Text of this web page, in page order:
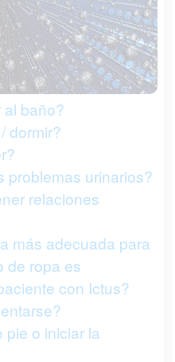
al baño?
dormir?
problemas urinarios?
relaciones
más adecuada para
de ropa es
con Ictus?
pie o iniciar la